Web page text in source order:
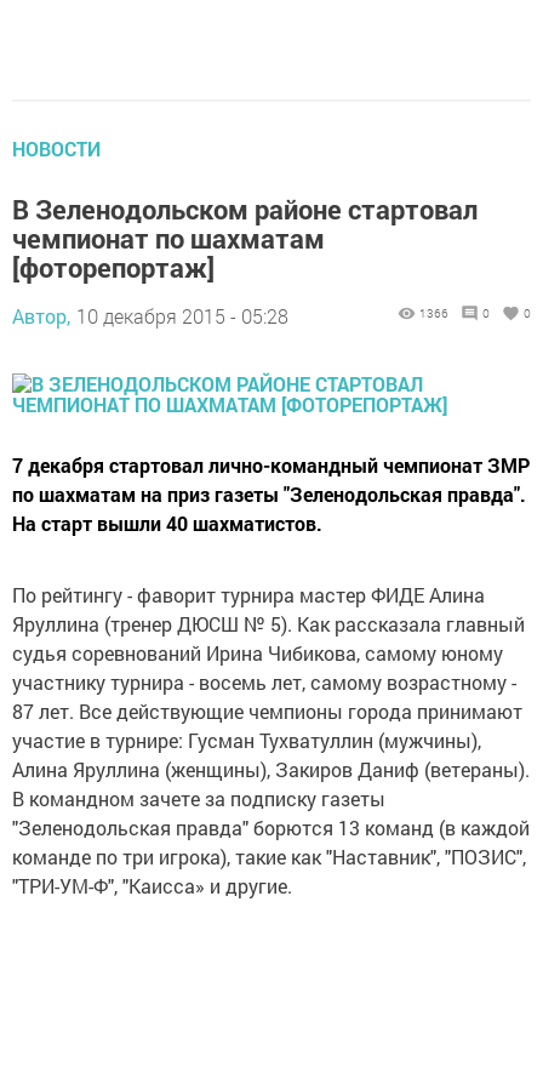
НОВОСТИ
В Зеленодольском районе стартовал
чемпионат по шахматам
[фоторепортаж]
Автор, 10 декабря 2015 - 05:28 1366 0 0
7 декабря стартовал лично-командный чемпионат ЗМР
по шахматам на приз газеты "Зеленодольская правда".
На старт вышли 40 шахматистов.
По рейтингу - фаворит турнира мастер ФИДЕ Алина
Яруллина (тренер ДЮСШ № 5). Как рассказала главный
судья соревнований Ирина Чибикова, самому юному
участнику турнира - восемь лет, самому возрастному -
87 лет. Все действующие чемпионы города принимают
участие в турнире: Гусман Тухватуллин (мужчины),
Алина Яруллина (женщины), Закиров Даниф (ветераны).
В командном зачете за подписку газеты
"Зеленодольская правда" борются 13 команд (в каждой
команде по три игрока), такие как "Наставник", "ПОЗИС",
"ТРИ-УМ-Ф", "Каисса» и другие.